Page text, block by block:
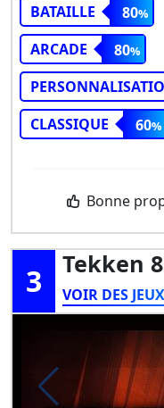
BATAILLE
80
ARCADE
80
CLASSIQUE
60
Bonne
3 Tekken 8
VOIR DES